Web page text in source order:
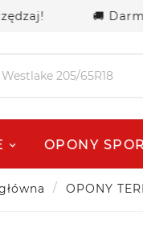
🚚 Darmowa
OPONY
OPONY